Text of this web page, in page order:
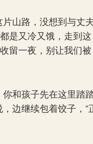
山路，没想到与丈
是又冷又饿，走到这
留一夜，别让我们被
和孩子先在这里踏
边继续包着饺子，“